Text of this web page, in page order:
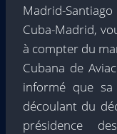
Madrid-
Cuba-Madrid,
à compter du
Cubana de
informé que
découlant du
présidence